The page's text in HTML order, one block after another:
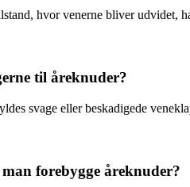
hvor venerne bliver udvidet,
til åreknuder?
svage eller beskadigede
forebygge åreknuder?